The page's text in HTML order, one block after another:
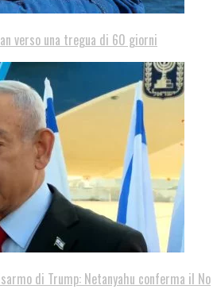
verso una tregua di 60 giorni
di Trump: Netanyahu conferma il No